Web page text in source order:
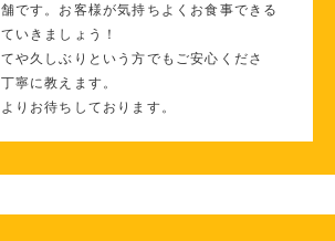
です。お客様が気持ちよくお食事できる
いきましょう！
や久しぶりという方でもご安心くださ
寧に教えます。
りお待ちしております。